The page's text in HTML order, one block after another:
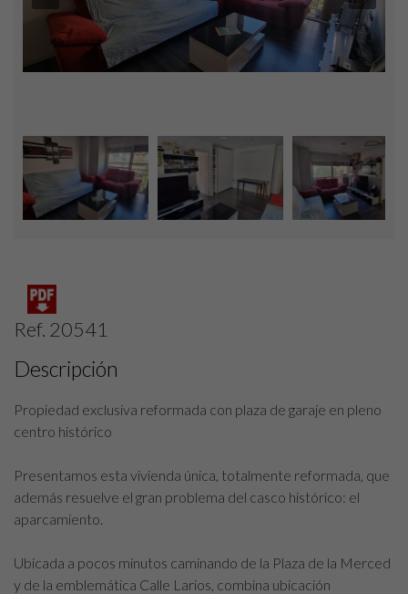
Ref. 20541
Descripción
Propiedad exclusiva reformada con plaza de garaje en pleno
centro histórico
Presentamos esta vivienda única, totalmente reformada, que
además resuelve el gran problema del casco histórico: el
aparcamiento.
Ubicada a pocos minutos caminando de la Plaza de la Merced
y de la emblemática Calle Larios, combina ubicación